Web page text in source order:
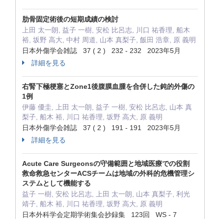
肋骨固定術後の短期成績の検討
上田 太一朗, 益子 一樹, 安松 比呂志, 川口 祐香理, 船木
裕, 坂野 高大, 中村 周道, 山本 真梨子, 飯田 浩章, 原 義明
日本外傷学会雑誌 37 ( 2 ) 232 - 232 2023年5月
詳細を見る
右腎下極梗塞とZone1後腹膜血腫を合併した鈍的外傷の
1例
伊藤 優圭, 上田 太一朗, 益子 一樹, 安松 比呂志, 山本 真
梨子, 船木 裕, 川口 祐香理, 坂野 高大, 原 義明
日本外傷学会雑誌 37 ( 2 ) 191 - 191 2023年5月
詳細を見る
Acute Care Surgeonsの守備範囲と地域医療での役割
救命救急センターACSチームは地域の外科的危機管理シ
ステムとして機能する
益子 一樹, 安松 比呂志, 上田 太一朗, 山本 真梨子, 利光
靖子, 船木 裕, 川口 祐香理, 坂野 高大, 原 義明
日本外科学会定期学術集会抄録集 123回 WS - 7